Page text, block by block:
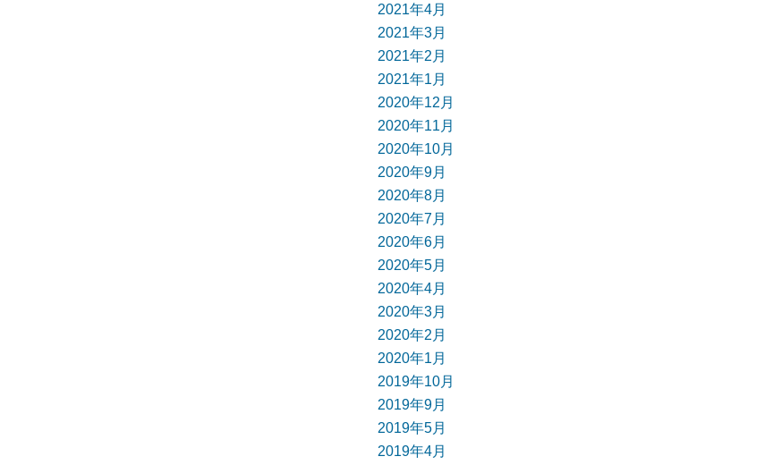
2021年4月
2021年3月
2021年2月
2021年1月
2020年12月
2020年11月
2020年10月
2020年9月
2020年8月
2020年7月
2020年6月
2020年5月
2020年4月
2020年3月
2020年2月
2020年1月
2019年10月
2019年9月
2019年5月
2019年4月